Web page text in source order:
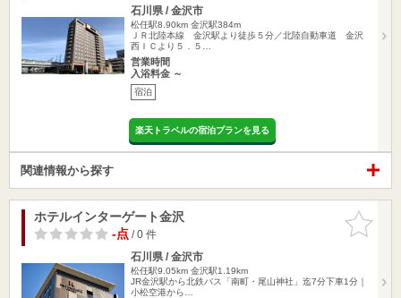
石川県 / 金沢市
松任駅8.90km 金沢駅384m
ＪＲ北陸本線 金沢駅より徒歩５分／北陸自動車道 金沢
西ＩＣより５．５…
営業時間
入浴料金 ～
宿泊
楽天トラベルの宿泊プランを見る
関連情報から探す
お気に入
りに追加
ホテルインターゲート金沢
-点/ 0 件
石川県 / 金沢市
松任駅9.05km 金沢駅1.19km
JR金沢駅から北鉄バス「南町・尾山神社」迄7分下車1分｜
小松空港から…